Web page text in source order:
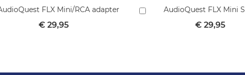
FLX Mini/RCA adapter
€ 29,95
AudioQuest FLX Mini
€ 29,95
winkelmandje